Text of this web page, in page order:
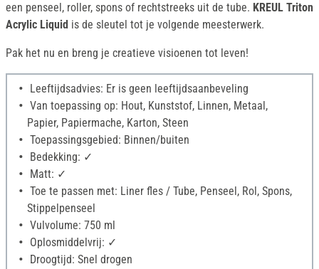
een penseel, roller, spons of rechtstreeks uit de tube. KREUL Triton
Acrylic Liquid is de sleutel tot je volgende meesterwerk.
Pak het nu en breng je creatieve visioenen tot leven!
Leeftijdsadvies: Er is geen leeftijdsaanbeveling
Van toepassing op: Hout, Kunststof, Linnen, Metaal,
Papier, Papiermache, Karton, Steen
Toepassingsgebied: Binnen/buiten
Bedekking: ✓
Matt: ✓
Toe te passen met: Liner fles / Tube, Penseel, Rol, Spons,
Stippelpenseel
Vulvolume: 750 ml
Oplosmiddelvrij: ✓
Droogtijd: Snel drogen